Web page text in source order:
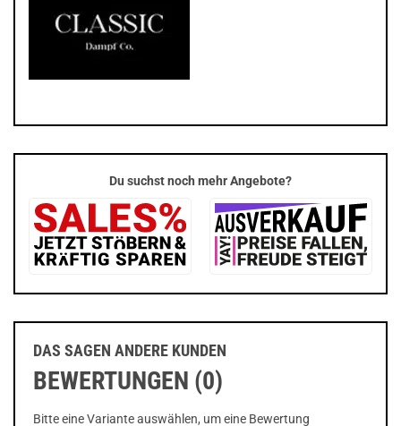
Du suchst noch mehr Angebote?
DAS SAGEN ANDERE KUNDEN
BEWERTUNGEN (0)
Bitte eine Variante auswählen, um eine Bewertung